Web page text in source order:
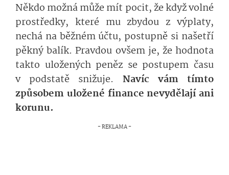
Někdo možná může mít pocit, že když volné
prostředky, které mu zbydou z výplaty,
nechá na běžném účtu, postupně si našetří
pěkný balík. Pravdou ovšem je, že hodnota
takto uložených peněz se postupem času
v podstatě snižuje. Navíc vám tímto
způsobem uložené finance nevydělají ani
korunu.